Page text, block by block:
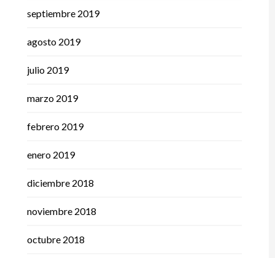
septiembre 2019
agosto 2019
julio 2019
marzo 2019
febrero 2019
enero 2019
diciembre 2018
noviembre 2018
octubre 2018